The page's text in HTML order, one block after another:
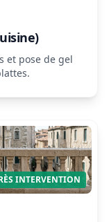
et pose de gel
INTERVENTION